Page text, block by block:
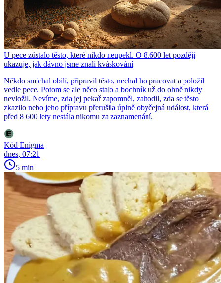
U pece zůstalo těsto, které nikdo neupekl. O 8.600 let později
ukazuje, jak dávno jsme znali kváskování
Někdo smíchal obilí, připravil těsto, nechal ho pracovat a položil
vedle pece. Potom se ale něco stalo a bochník už do ohně nikdy
nevložil. Nevíme, zda jej pekař zapomněl, zahodil, zda se těsto
zkazilo nebo jeho přípravu přerušila úplně obyčejná událost, která
před 8 600 lety nestála nikomu za zaznamenání.
Kód Enigma
dnes, 07:21
5 min